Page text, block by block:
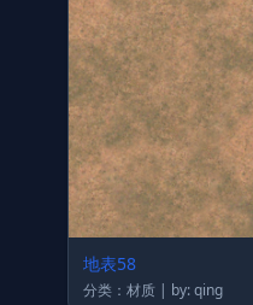
地表58
分类：材质 | by: qing